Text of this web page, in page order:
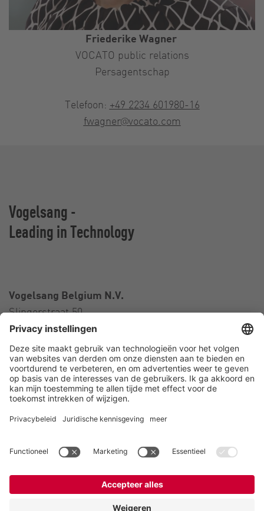
Friederike Wagner
VOCATO public relations
Persagentschap
Telefoon: +49 2234 601980-16
fwagner@vocato.com
Vogelsang -
Leading in Technology
Vogelsang Belgium N.V.
Slingerstraat 50
8820 Torhout
België
Contact
Telefoon:+32 51 81 96 40